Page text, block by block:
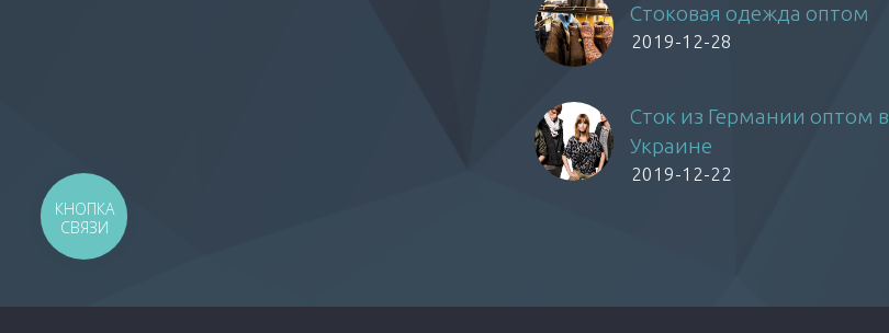
Стоковая одежда оптом
2019-12-28
Сток из Германии оптом в
Украине
2019-12-22
КНОПКА
СВЯЗИ